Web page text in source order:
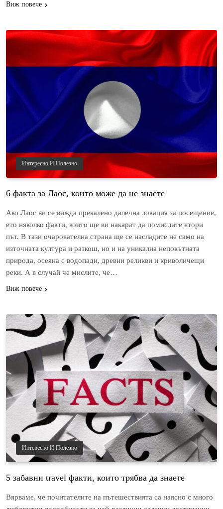
Виж повече
Интересно И Полезно
6 факта за Лаос, които може да не знаете
Ако Лаос ви се вижда прекалено далечна локация за посещение,
ето няколко факти, които ще ви накарат да помислите втори
път. В тази очарователна страна ще се насладите не само на
източната култура и разкош, но и на уникална непокътната
природа, осеяна с водопади, древни реликви и криволичещи
реки. А в случай че мислите, че…
Виж повече
Интересно И Полезно
5 забавни travel факти, които трябва да знаете
Вярваме, че почитателите на пътешествията са наясно с много